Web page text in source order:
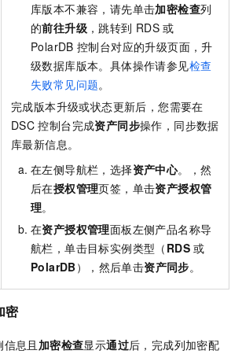
库版本不兼容，请先单击加密检查列
的前往升级 ，跳转到 RDS 或
PolarDB 控制台对应的升级页面，升
级数据库版本。具体操作请参见检查
失败常见问题。
完成版本升级或状态更新后，您需要在
DSC 控制台完成资产同步操作，同步数据
库最新信息。
在左侧导航栏，选择资产中心。
，然
后在授权管理页签，单击资产授权管
理。
在资产授权管理面板左侧产品名称导
航栏，单击目标实例类型（ RDS 或
PolarDB），然后单击资产同步。
密
息且 加密检查显示通过后，完成列加密配